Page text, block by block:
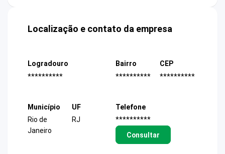
Localização e contato da empresa
Logradouro
**********
Bairro
**********
CEP
**********
Município
Rio de
Janeiro
UF
RJ
Telefone
**********
Consultar